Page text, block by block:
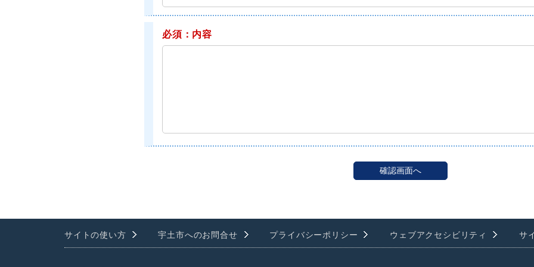
必須：内容
サイトの使い方 宇土市へのお問合せ プライバシーポリシー ウェブアクセシビリティ サ